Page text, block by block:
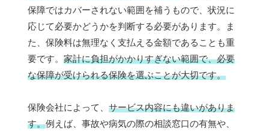
保障ではカバーされない範囲を補うもので、状況に
応じて必要かどうかを判断する必要があります。ま
た、保険料は無理なく支払える金額であることも重
要です。 家計に負担がかかりすぎない範囲で、必要
な保障が受けられる保険を選ぶことが大切です。
保険会社によって、 サービス内容にも違いがありま
す。例えば、事故や病気の際の相談窓口の有無や、